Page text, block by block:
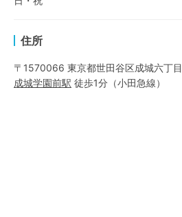
住所
〒1570066 東京都世田谷区成城六丁目
成城学園前駅 徒歩1分 （小田急線）